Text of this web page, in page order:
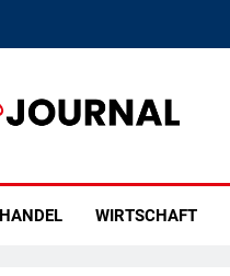
HANDEL WIRTSCHAFT